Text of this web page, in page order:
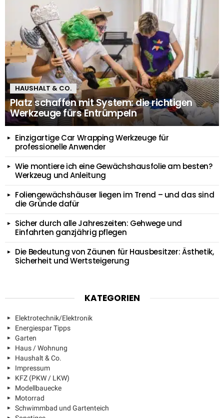
HAUSHALT & CO.
Platz schaffen mit System: die richtigen
Werkzeuge fürs Entrümpeln
Einzigartige Car Wrapping Werkzeuge für
professionelle Anwender
Wie montiere ich eine Gewächshausfolie am besten?
Werkzeug und Anleitung
Foliengewächshäuser liegen im Trend – und das sind
die Gründe dafür
Sicher durch alle Jahreszeiten: Gehwege und
Einfahrten ganzjährig pflegen
Die Bedeutung von Zäunen für Hausbesitzer: Ästhetik,
Sicherheit und Wertsteigerung
KATEGORIEN
Elektrotechnik/Elektronik
Energiespar Tipps
Garten
Haus / Wohnung
Haushalt & Co.
Impressum
KFZ (PKW / LKW)
Modellbauecke
Motorrad
Schwimmbad und Gartenteich